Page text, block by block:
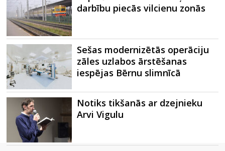
darbību piecās vilcienu zonās
Sešas modernizētās operāciju
zāles uzlabos ārstēšanas
iespējas Bērnu slimnīcā
Notiks tikšanās ar dzejnieku
Arvi Vigulu